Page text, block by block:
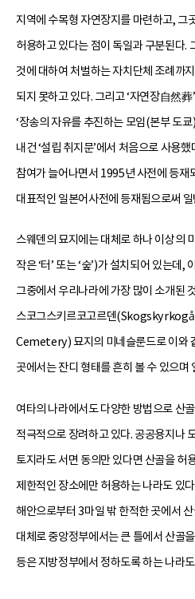
지역에 수목형 자연장지를 마련하고, 그
허용하고 있다는 점이 독일과 구분된다.
것에 대하여 처벌하는 자치단체 조례까
되지 못하고 있다. 그리고 ‘자연장自然
‘장송의 자유를 추진하는 모임(본부 도
내건 ‘설립 취지문’에서 처음으로 사용
참여가 늘어나면서 1995년 사전에 등
대표적인 일본어사전에 등재됨으로써
스웨덴의 묘지에는 대체로 하나 이상
작은 ‘터’ 또는 ‘숲’)가 설치되어 있는데,
그중에서 우리나라에 가장 많이 소개된
스코그스키르코고르덴
Cemetery) 묘지의 미네슬룬드로 이와
곳에서는 잔디 형태를 흔히 볼 수 있으며
여타의 나라에서도 다양한 방법으로 산
적극적으로 장려하고 있다. 공공용지나
토지라도 서면 동의만 있다면 산골을 허
제한적인 장소에만 허용하는 나라도 있
해안으로부터 3마일 밖 한적한 곳에서
대체로 중앙정부에서는 큰 틀에서 산골
등은 지방정부에서 정하도록 하는 나라